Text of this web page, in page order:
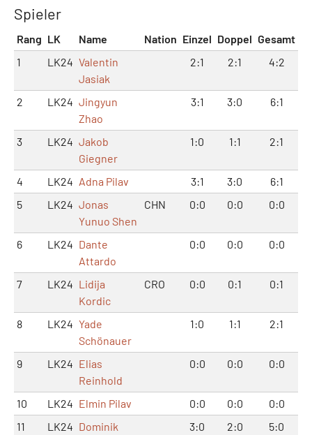
Spieler
Rang LK Name Nation Einzel Doppel Gesamt
1
LK24 Valentin
Jasiak
2:1 2:1 4:2
2 LK24 Jingyun
Zhao
3:1 3:0 6:1
3 LK24 Jakob
Giegner
1:0 1:1 2:1
4 LK24 Adna Pilav 3:1 3:0
6:1
5
LK24 Jonas
Yunuo Shen
CHN 0:0 0:0 0:0
6 LK24 Dante
Attardo
0:0 0:0 0:0
7 LK24 Lidija
Kordic
CRO 0:0 0:1 0:1
8 LK24 Yade
Schönauer
1:0 1:1 2:1
9 LK24 Elias
Reinhold
0:0 0:0 0:0
10 LK24 Elmin Pilav 0:0 0:0
0:0
11
LK24 Dominik
3:0 2:0 5:0